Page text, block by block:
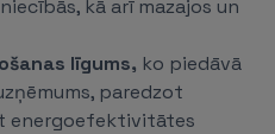
kā arī mazajos un
līgums, ko piedāvā
paredzot
energoefektivitātes